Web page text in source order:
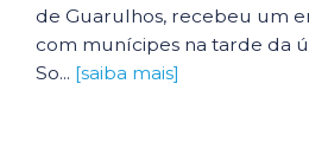
de Guarulhos, recebeu um
com munícipes na tarde da
So... [saiba mais]